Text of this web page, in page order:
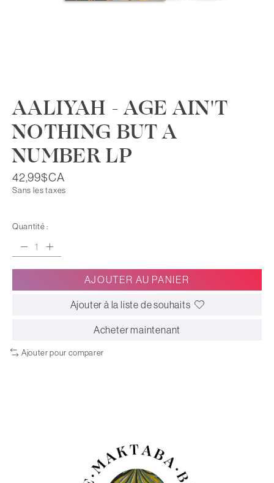
AALIYAH - AGE AIN'T
NOTHING BUT A
NUMBER LP
42,99$CA
Sans les taxes
Quantité :
AJOUTER AU PANIER
Ajouter à la liste de souhaits
Acheter maintenant
Ajouter pour comparer